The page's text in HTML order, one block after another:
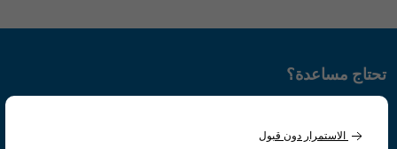
تحتاج مساعدة؟
تواصل معنا